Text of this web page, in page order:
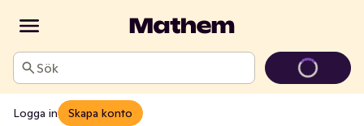
Sök
Logga in Skapa konto